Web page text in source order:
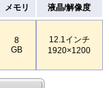
メモリ 液晶/解像度
8
GB
12.1インチ
1920×1200